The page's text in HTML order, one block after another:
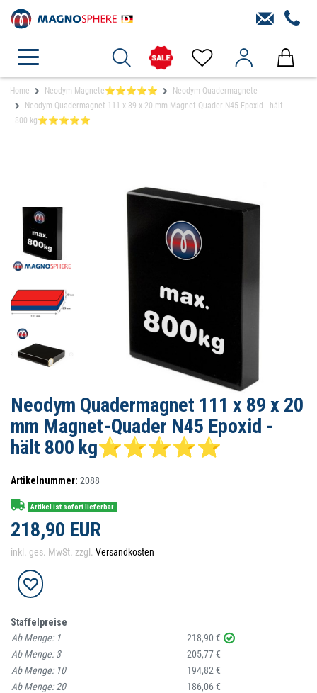
Home Neodym Magnete⭐⭐⭐⭐⭐
Neodym Quadermagnete
Neodym Quadermagnet 111 x 89 x 20 mm Magnet-Quader N45 Epoxid - hält
800 kg⭐⭐⭐⭐⭐
Neodym Quadermagnet 111 x 89 x 20
mm Magnet-Quader N45 Epoxid -
hält 800 kg⭐⭐⭐⭐⭐
Artikelnummer: 2088
Artikel ist sofort lieferbar
218,90 EUR
inkl. ges. MwSt. zzgl. Versandkosten
Staffelpreise
Ab Menge: 1
218,90 €
Ab Menge:3
205,77 €
Ab Menge: 10
194,82 €
Ab Menge:20
186,06 €